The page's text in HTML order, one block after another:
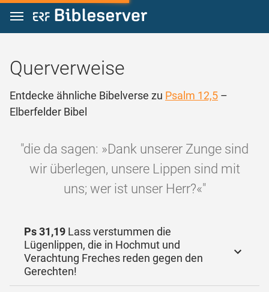
Zum Inhalt springen
Querverweise
Entdecke ähnliche Bibelverse zu Psalm 12,5 –
Elberfelder Bibel
"die da sagen: »Dank unserer Zunge sind
wir überlegen, unsere Lippen sind mit
uns; wer ist unser Herr?«"
Ps 31,19 Lass verstummen die
Lügenlippen, die in Hochmut und
Verachtung Freches reden gegen den
Gerechten!